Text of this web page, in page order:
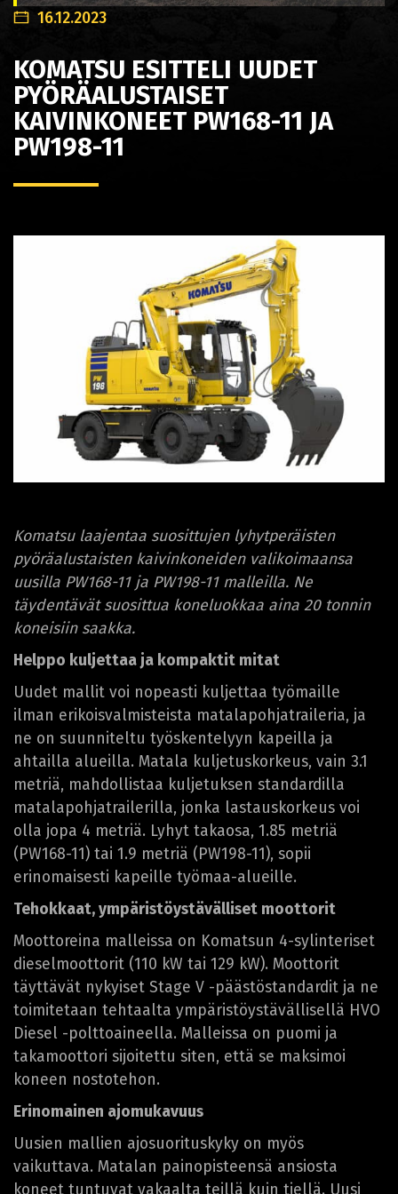
16.12.2023
KOMATSU ESITTELI UUDET
PYÖRÄALUSTAISET
KAIVINKONEET PW168-11 JA
PW198-11
Komatsu laajentaa suosittujen lyhytperäisten
pyöräalustaisten kaivinkoneiden valikoimaansa
uusilla PW168-11 ja PW198-11 malleilla. Ne
täydentävät suosittua koneluokkaa aina 20 tonnin
koneisiin saakka.
Helppo kuljettaa ja kompaktit mitat
Uudet mallit voi nopeasti kuljettaa työmaille
ilman erikoisvalmisteista matalapohjatraileria, ja
ne on suunniteltu työskentelyyn kapeilla ja
ahtailla alueilla. Matala kuljetuskorkeus, vain 3.1
metriä, mahdollistaa kuljetuksen standardilla
matalapohjatrailerilla, jonka lastauskorkeus voi
olla jopa 4 metriä. Lyhyt takaosa, 1.85 metriä
(PW168-11) tai 1.9 metriä (PW198-11), sopii
erinomaisesti kapeille työmaa-alueille.
Tehokkaat, ympäristöystävälliset moottorit
Moottoreina malleissa on Komatsun 4-sylinteriset
dieselmoottorit (110 kW tai 129 kW). Moottorit
täyttävät nykyiset Stage V -päästöstandardit ja ne
toimitetaan tehtaalta ympäristöystävällisellä HVO
Diesel -polttoaineella. Malleissa on puomi ja
takamoottori sijoitettu siten, että se maksimoi
koneen nostotehon.
Erinomainen ajomukavuus
Uusien mallien ajosuorituskyky on myös
vaikuttava. Matalan painopisteensä ansiosta